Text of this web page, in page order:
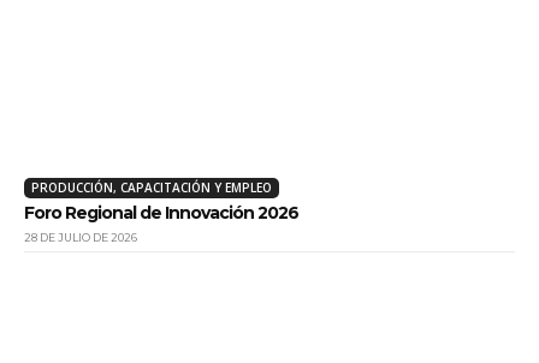
PRODUCCIÓN, CAPACITACIÓN Y EMPLEO
Foro Regional de Innovación 2026
28 DE JULIO DE 2026